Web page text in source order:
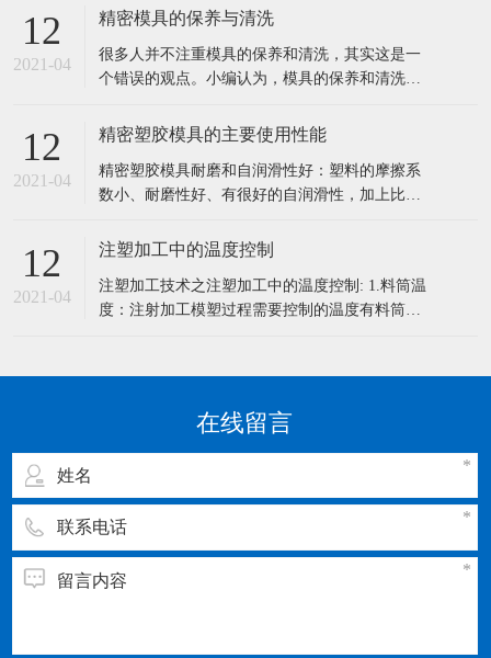
能够减少的,也是能够控制的。一般来说,对精密复
道选材。对精密复杂模具应选择材质好的微变形
模具钢(如空淬钢)
12
2021-04
精密模具的保养与清洗
很多人并不注重模具的保养和清洗，其实这是一
个错误的观点。小编认为，模具的保养和清洗工
率，不注意保养和清洗也会影响模具的使用寿命
和清洗工作。 一：精密模具的保养5大要点 1、模
具长时间使用后必须磨刃口，研磨
12
2021-04
精密塑胶模具的主要使用性能
精密塑胶模具耐磨和自润滑性好：塑料的摩擦系
数小、耐磨性好、有很好的自润滑性，加上比强
至干摩擦条件下有效地工作。 1、密度小：塑料
的意义，尤其是对车辆、船舶、飞机、宇宙航天
器而言。 2、比强度和比刚度高：
12
2021-04
注塑加工中的温度控制
注塑加工技术之注塑加工中的温度控制: 1.料筒温
度：注射加工模塑过程需要控制的温度有料筒温
塑料的流动和冷却。每一种塑料都具有不同的流
动温度，同一种塑料，由于来源或牌号不同，其
流动温度及分解温度是有差别
在线留言